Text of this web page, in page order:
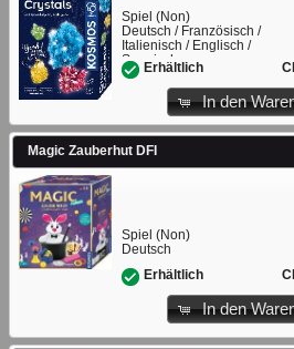
Spiel (Non)
Deutsch / Französisch /
Italienisch / Englisch /
Spanisch
Erhältlich
In den
Magic Zauberhut DFI
Spiel (Non)
Deutsch
Erhältlich
In den